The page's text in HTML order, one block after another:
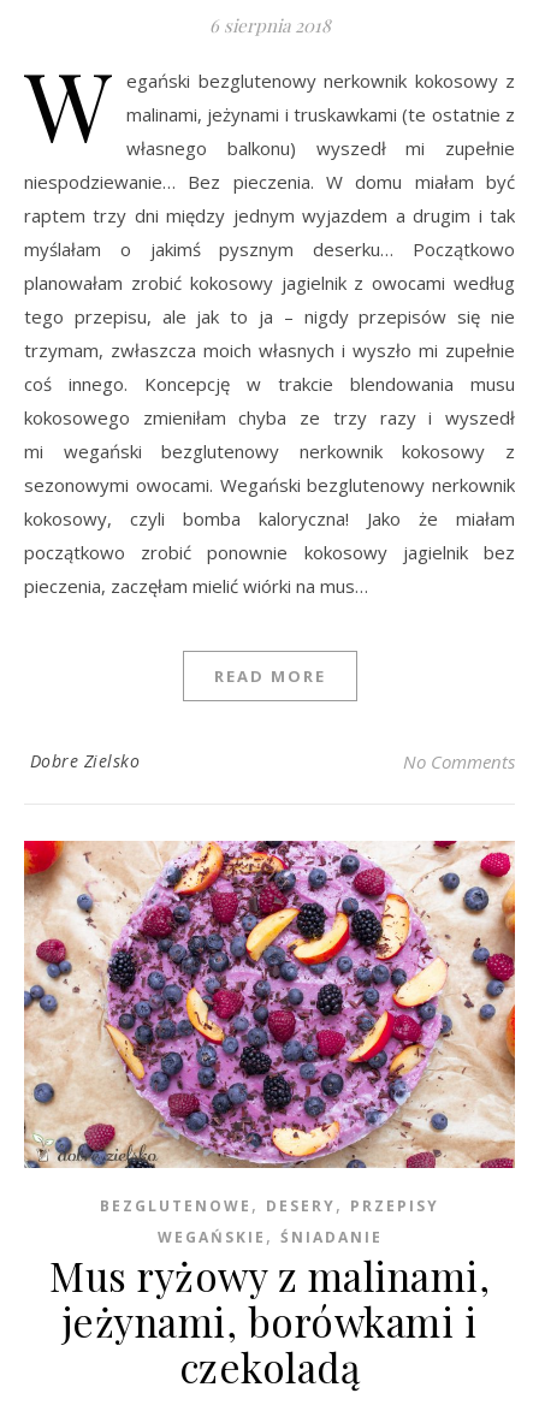
6 sierpnia 2018
W egański bezglutenowy nerkownik kokosowy z
malinami, jeżynami i truskawkami (te ostatnie z
własnego balkonu) wyszedł mi zupełnie
niespodziewanie… Bez pieczenia. W domu miałam być
raptem trzy dni między jednym wyjazdem a drugim i tak
myślałam o jakimś pysznym deserku… Początkowo
planowałam zrobić kokosowy jagielnik z owocami według
tego przepisu, ale jak to ja – nigdy przepisów się nie
trzymam, zwłaszcza moich własnych i wyszło mi zupełnie
coś innego. Koncepcję w trakcie blendowania musu
kokosowego zmieniłam chyba ze trzy razy i wyszedł
mi wegański bezglutenowy nerkownik kokosowy z
sezonowymi owocami. Wegański bezglutenowy nerkownik
kokosowy, czyli bomba kaloryczna! Jako że miałam
początkowo zrobić ponownie kokosowy jagielnik bez
pieczenia, zaczęłam mielić wiórki na mus…
READ MORE
Dobre Zielsko No Comments
BEZGLUTENOWE , DESERY, PRZEPISY
WEGAŃSKIE , ŚNIADANIE
Mus ryżowy z malinami,
jeżynami, borówkami i
czekoladą